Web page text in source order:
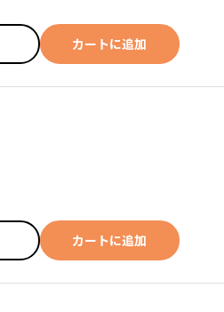
カートに追加
カートに追加